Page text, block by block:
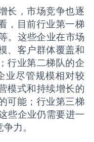
长，市场竞争也逐
，目前行业第一梯
这些企业在市场
、客户群体覆盖和
行业第二梯队的企
尽管规模相对较
模式和持续增长的
可能；行业第三梯
企业仍需要进一
力。